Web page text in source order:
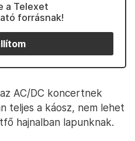
a Telexet
forrásnak!
AC/DC koncertnek
teljes a káosz, nem lehet
hajnalban lapunknak.